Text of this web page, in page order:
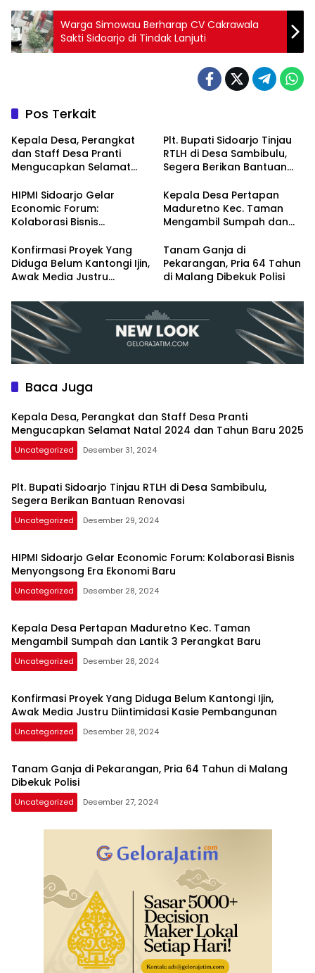
Warga Simowau Berharap CV Cakrawala
Sakti Sidoarjo di Tindak Lanjuti
Pos Terkait
Kepala Desa, Perangkat
dan Staff Desa Pranti
Mengucapkan Selamat
Baru 2025
Plt. Bupati Sidoarjo Tinjau
RTLH di Desa Sambibulu,
Segera Berikan Bantuan
HIPMI Sidoarjo Gelar
Economic Forum:
Kolaborasi Bisnis
Baru
Kepala Desa Pertapan
Maduretno Kec. Taman
Mengambil Sumpah dan
Konfirmasi Proyek Yang
Diduga Belum Kantongi Ijin,
Awak Media Justru
Pembangunan
Tanam Ganja di
Pekarangan, Pria 64 Tahun
di Malang Dibekuk Polisi
Baca Juga
Kepala Desa, Perangkat dan Staff Desa Pranti
Mengucapkan Selamat Natal 2024 dan Tahun Baru 2025
Uncategorized Desember 31, 2024
Plt. Bupati Sidoarjo Tinjau RTLH di Desa Sambibulu,
Segera Berikan Bantuan Renovasi
Uncategorized Desember 29, 2024
HIPMI Sidoarjo Gelar Economic Forum: Kolaborasi Bisnis
Menyongsong Era Ekonomi Baru
Uncategorized Desember 28, 2024
Kepala Desa Pertapan Maduretno Kec. Taman
Mengambil Sumpah dan Lantik 3 Perangkat Baru
Uncategorized Desember 28, 2024
Konfirmasi Proyek Yang Diduga Belum Kantongi Ijin,
Awak Media Justru Diintimidasi Kasie Pembangunan
Uncategorized Desember 28, 2024
Tanam Ganja di Pekarangan, Pria 64 Tahun di Malang
Dibekuk Polisi
Uncategorized Desember 27, 2024